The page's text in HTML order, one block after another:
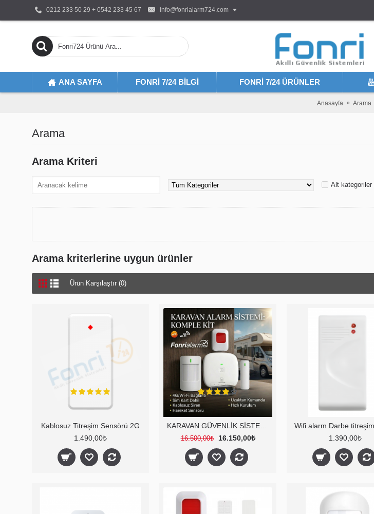
0212 233 50 29 + 0542 233 45 67 info@fonrialarm724.com
ANA SAYFA FONRI 7/24 BILGI FONRI 7/24 ÜRÜNLER
Anasayfa Arama
Arama
Arama Kriteri
Alt kategoriler
Arama kriterlerine uygun ürünler
Ürün Karşılaştır (0)
Kablosuz Titreşim Sensörü 2G
1.490,00₺
16.500,00₺ 16.150,00₺
1.390,00₺